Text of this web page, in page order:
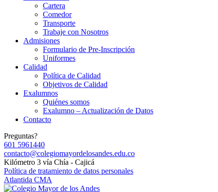
Cartera
Comedor
Transporte
Trabaje con Nosotros
Admisiones
Formulario de Pre-Inscripción
Uniformes
Calidad
Política de Calidad
Objetivos de Calidad
Exalumnos
Quiénes somos
Exalumno – Actualización de Datos
Contacto
Preguntas?
601 5961440
contacto@colegiomayordelosandes.edu.co
Kilómetro 3 vía Chía - Cajicá
Política de tratamiento de datos personales
Atlantida CMA